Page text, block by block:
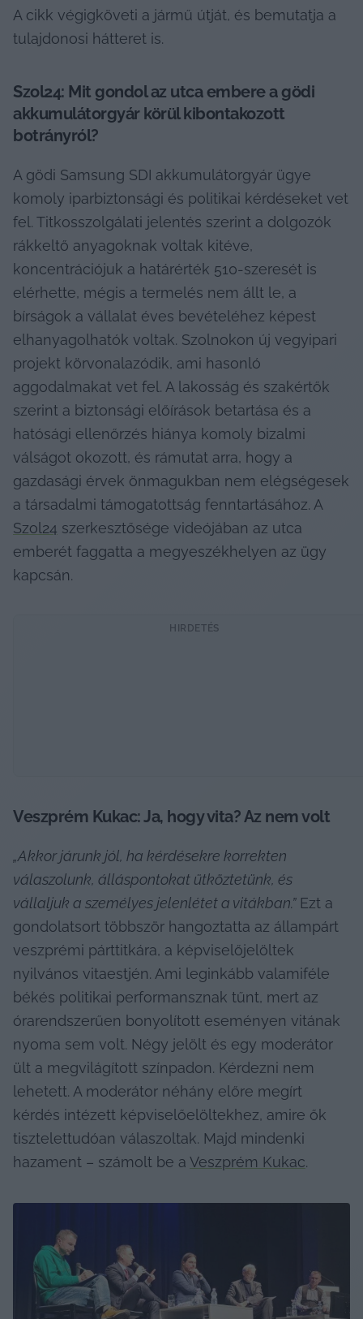
A cikk végigköveti a jármű útját, és bemutatja a
tulajdonosi hátteret is.
Szol24: Mit gondol az utca embere a gödi
akkumulátorgyár körül kibontakozott
botrányról?
A gödi Samsung SDI akkumulátorgyár ügye
komoly iparbiztonsági és politikai kérdéseket vet
fel. Titkosszolgálati jelentés szerint a dolgozók
rákkeltő anyagoknak voltak kitéve,
koncentrációjuk a határérték 510-szeresét is
elérhette, mégis a termelés nem állt le, a
bírságok a vállalat éves bevételéhez képest
elhanyagolhatók voltak. Szolnokon új vegyipari
projekt körvonalazódik, ami hasonló
aggodalmakat vet fel. A lakosság és szakértők
szerint a biztonsági előírások betartása és a
hatósági ellenőrzés hiánya komoly bizalmi
válságot okozott, és rámutat arra, hogy a
gazdasági érvek önmagukban nem elégségesek
Szol24 szerkesztősége videójában az utca
emberét faggatta a megyeszékhelyen az ügy
kapcsán.
HIRDETÉS
Veszprém Kukac: Ja, hogy vita? Az nem volt
„Akkor járunk jól, ha kérdésekre korrekten
válaszolunk, álláspontokat ütköztetünk, és
vállaljuk a személyes jelenlétet a vitákban.” Ezt a
gondolatsort többször hangoztatta az állampárt
veszprémi párttitkára, a képviselőjelöltek
nyilvános vitaestjén. Ami leginkább valamiféle
békés politikai performansznak tűnt, mert az
órarendszerűen bonyolított eseményen vitának
nyoma sem volt. Négy jelölt és egy moderátor
ült a megvilágított színpadon. Kérdezni nem
lehetett. A moderátor néhány előre megírt
kérdés intézett képviselőelöltekhez, amire ők
tisztelettudóan válaszoltak. Majd mindenki
hazament – számolt be a Veszprém Kukac.